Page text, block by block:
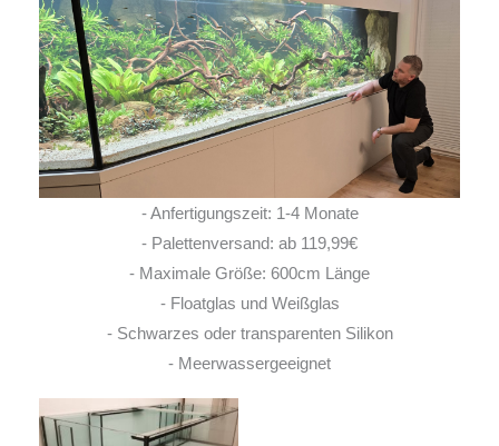
- Anfertigungszeit: 1-4 Monate
- Palettenversand: ab 119,99€
- Maximale Größe: 600cm Länge
- Floatglas und Weißglas
- Schwarzes oder transparenten Silikon
- Meerwassergeeignet